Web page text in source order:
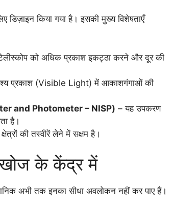
डिज़ाइन किया गया है। इसकी मुख्य विशेषताएँ
टेलीस्कोप को अधिक प्रकाश इकट्ठा करने और दूर की
प्रकाश (Visible Light) में आकाशगंगाओं की
and Photometer – NISP) – यह उपकरण
है।
की तस्वीरें लेने में सक्षम है।
खोज के केंद्र में
अभी तक इनका सीधा अवलोकन नहीं कर पाए हैं।